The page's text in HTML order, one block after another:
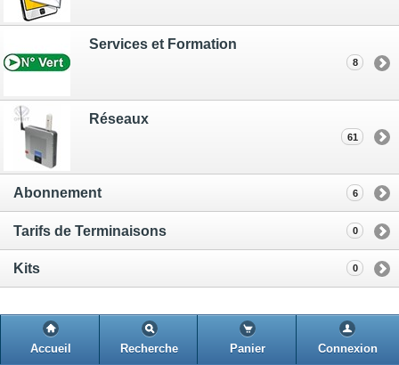
Services et Formation
8
Réseaux
61
Abonnement 6
Tarifs de Terminaisons 0
Kits 0
Accueil Recherche Panier Connexion